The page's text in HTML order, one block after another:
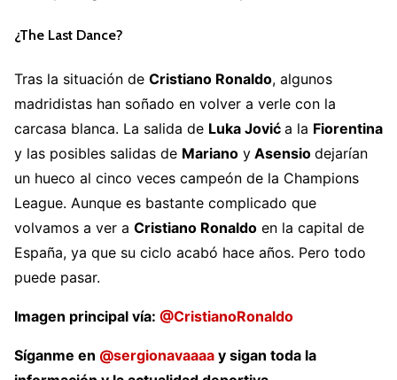
¿The Last Dance?
Tras la situación de Cristiano Ronaldo, algunos
madridistas han soñado en volver a verle con la
carcasa blanca. La salida de Luka Jović a la Fiorentina
y las posibles salidas de Mariano y Asensio dejarían
un hueco al cinco veces campeón de la Champions
League. Aunque es bastante complicado que
volvamos a ver a Cristiano Ronaldo en la capital de
España, ya que su ciclo acabó hace años. Pero todo
puede pasar.
Imagen principal vía: @CristianoRonaldo
Síganme en @sergionavaaaa y sigan toda la